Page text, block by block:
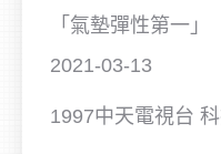
「氣墊彈性第一」
2021-03-13
1997中天電視台